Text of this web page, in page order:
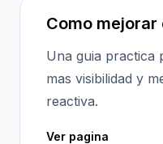
Como
Una guia practica
mas visibilidad y
reactiva.
Ver pagina